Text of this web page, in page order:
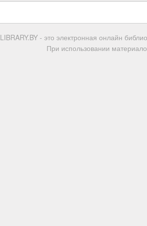
LIBRARY.BY - это электронная онлайн
При использовании